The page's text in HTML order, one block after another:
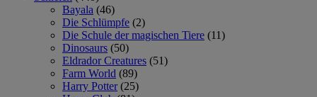
Bayala (46)
Die Schlümpfe (2)
Die Schule der magischen Tiere (11)
Dinosaurs (50)
Eldrador Creatures (51)
Farm World (89)
Harry Potter (25)